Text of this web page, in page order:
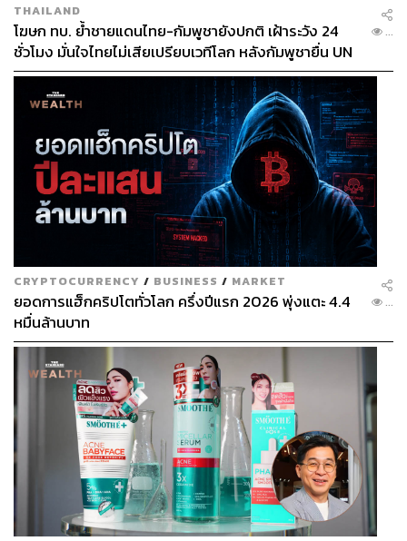
รองศาสตราจารย์ ดร.อักษรศรี พานิช
สาส์น
รองศาสตราจารย์ ดร.อักษรศรี พานิชสาส์น
อาจารย์ประจำคณะเศรษฐศาสตร์
มหาวิทยาลัยธรรมศาสตร์ อดีตผู้อำนวยการ
ศูนย์วิจัยยุทธศาสตร์ไทย-จีน แห่งสำนักงาน
คณะกรรมการวิจัยแห่งชาติ ผู้เขียนหนังสือ
โมเดลเศรษฐกิจสีจิ้นผิง : Xinomics
THAILAND
โฆษก ทบ. ย้ำชายแดนไทย-กัมพูชายังปกติ เฝ้าระวัง 24
ชั่วโมง มั่นใจไทยไม่เสียเปรียบเวทีโลก หลังกัมพูชายื่น UN
รับรอง MOU43
...
CRYPTOCURRENCY / BUSINESS / MARKET
ยอดการแฮ็กคริปโตทั่วโลก ครึ่งปีแรก 2026 พุ่งแตะ 4.4
หมื่นล้านบาท
...